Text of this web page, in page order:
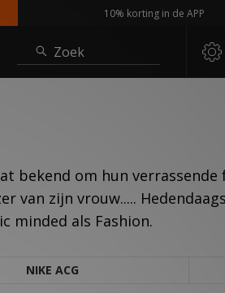
10% korting in de APP
Zoek
bekend om hun verrassende
van zijn vrouw.....
minded als Fashion.
NIKE ACG